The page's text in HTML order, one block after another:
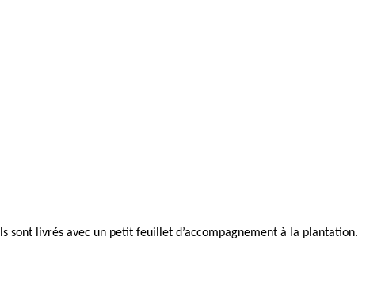
Ils sont livrés avec un petit feuillet d’accompagnement à la plantation.